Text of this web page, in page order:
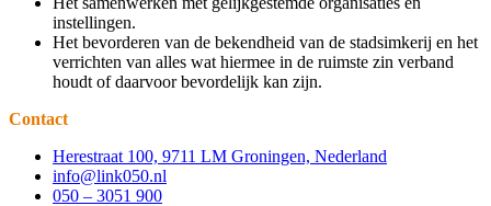
instellingen.
Het bevorderen van de bekendheid van de stadsimkerij en het
verrichten van alles wat hiermee in de ruimste zin verband
houdt of daarvoor bevordelijk kan zijn.
Contact
Herestraat 100, 9711 LM Groningen, Nederland
info@link050.nl
050 – 3051 900